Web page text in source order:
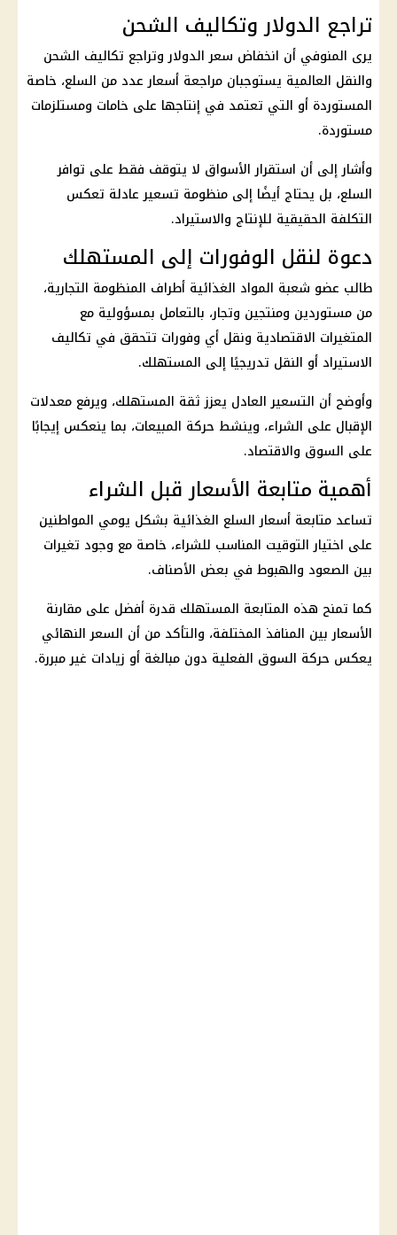
تراجع الدولار وتكاليف الشحن
يرى المنوفي أن انخفاض سعر الدولاروتراجع تكاليف الشحن
والنقل العالمية يستوجبان مراجعة أسعار عدد من السلع، خاصة
المستوردة أو التي تعتمد في إنتاجها على خامات ومستلزمات
مستوردة.
وأشار إلى أن استقرار الأسواق لا يتوقف فقط على توافر
السلع، بل يحتاج أيضًا إلى منظومة تسعير عادلة تعكس
التكلفة الحقيقية للإنتاج والاستيراد.
دعوة لنقل الوفورات إلى المستهلك
طالب عضو شعبة المواد الغذائية أطراف المنظومة التجارية،
من مستوردين ومنتجين وتجار، بالتعامل بمسؤولية مع
المتغيرات الاقتصادية ونقل أي وفورات تتحقق في تكاليف
الاستيراد أو النقل تدريجيًا إلى المستهلك.
وأوضح أن التسعير العادل يعزز ثقة المستهلك، ويرفع معدلات
الإقبال على الشراء، وينشط حركة المبيعات، بما ينعكس إيجابًا
على السوق والاقتصاد.
أهمية متابعة الأسعار قبل الشراء
تساعد متابعة أسعار السلع الغذائية بشكل يومي المواطنين
على اختيار التوقيت المناسب للشراء، خاصة مع وجود تغيرات
بين الصعود والهبوط في بعض الأصناف.
كما تمنح هذه المتابعة المستهلك قدرة أفضل على مقارنة
الأسعار بين المنافذ المختلفة، والتأكد من أن السعر النهائي
يعكس حركة السوق الفعلية دون مبالغة أو زيادات غير مبررة.